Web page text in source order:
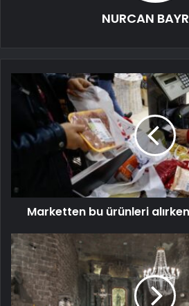
NURCAN
Marketten bu ürünleri